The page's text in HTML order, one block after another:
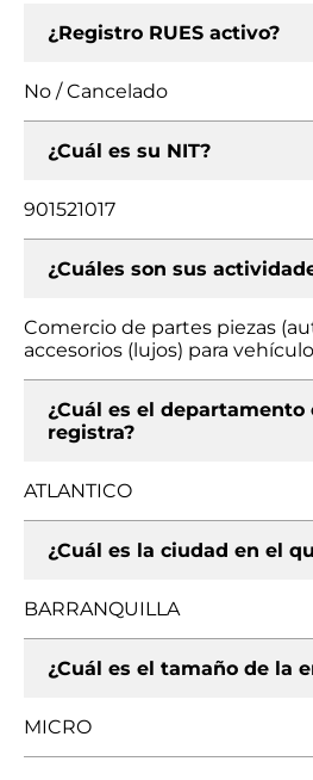
¿Registro RUES activo?
No / Cancelado
¿Cuál es su NIT?
901521017
¿Cuáles son sus
Comercio de partes piezas
accesorios (lujos) para
¿Cuál es el departamento
registra?
ATLANTICO
¿Cuál es la ciudad en el
BARRANQUILLA
¿Cuál es el tamaño de la
MICRO